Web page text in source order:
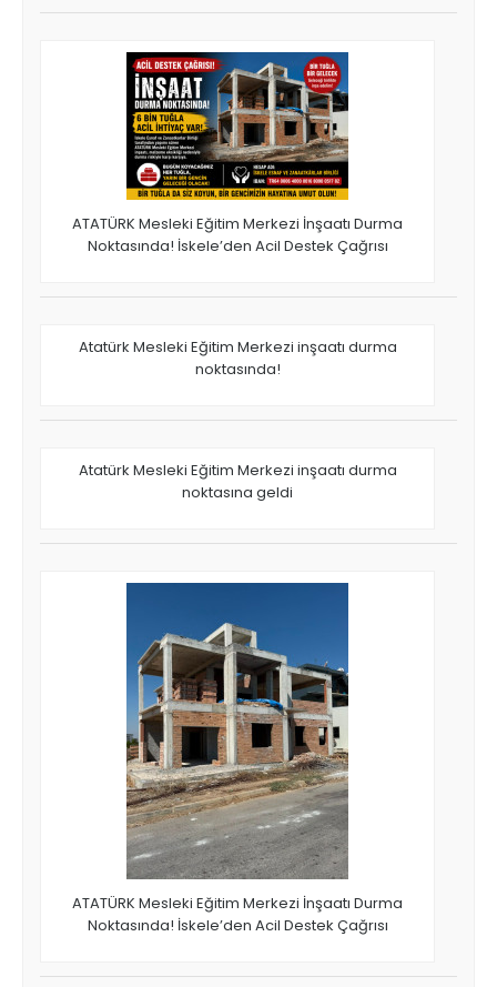
ATATÜRK Mesleki Eğitim Merkezi İnşaatı Durma
Noktasında! İskele’den Acil Destek Çağrısı
Atatürk Mesleki Eğitim Merkezi inşaatı durma
noktasında!
Atatürk Mesleki Eğitim Merkezi inşaatı durma
noktasına geldi
ATATÜRK Mesleki Eğitim Merkezi İnşaatı Durma
Noktasında! İskele’den Acil Destek Çağrısı